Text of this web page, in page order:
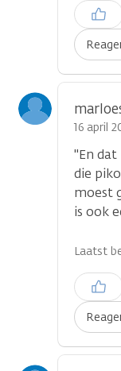
Inloggen
plaatsen
16 april
"En
die
moest
is ook
Laatst
Inloggen
plaatsen